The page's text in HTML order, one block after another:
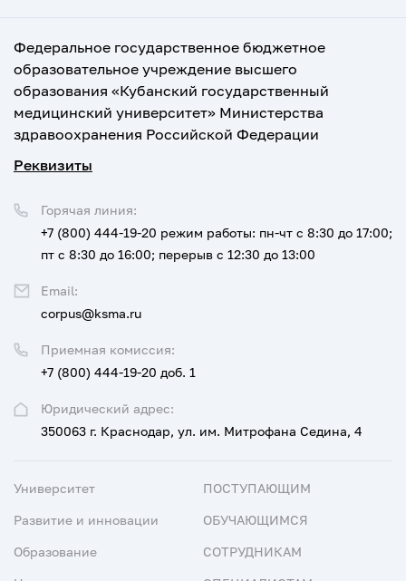
Федеральное государственное бюджетное
образовательное учреждение высшего
образования «Кубанский государственный
медицинский университет» Министерства
здравоохранения Российской Федерации
Реквизиты
Юридический адрес:
350063 г. Краснодар, ул. им. Митрофана Седина, 4
Приемная комиссия:
+7 (800) 444-19-20 доб. 1
Горячая линия:
+7 (800) 444-19-20 режим работы: пн-чт с 8:30 до 17:00;
пт с 8:30 до 16:00; перерыв с 12:30 до 13:00
Email:
corpus@ksma.ru
Университет
Развитие и инновации
Образование
ПОСТУПАЮЩИМ
ОБУЧАЮЩИМСЯ
СОТРУДНИКАМ